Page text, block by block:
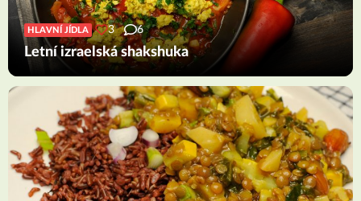
HLAVNÍ JÍDLA 3 6
Letní izraelská shakshuka